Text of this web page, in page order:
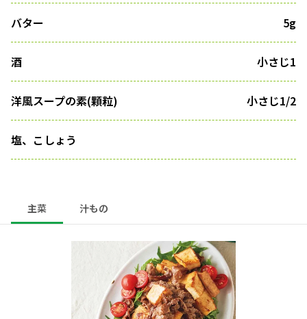
バター 5g
酒 小さじ1
洋風スープの素(顆粒) 小さじ1/2
塩、こしょう
主菜 汁もの